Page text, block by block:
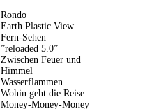
Rondo
Earth Plastic View
Fern-Sehen
”reloaded 5.0”
Zwischen Feuer und
Himmel
Wasserflammen
Wohin geht die Reise
Money-Money-Money